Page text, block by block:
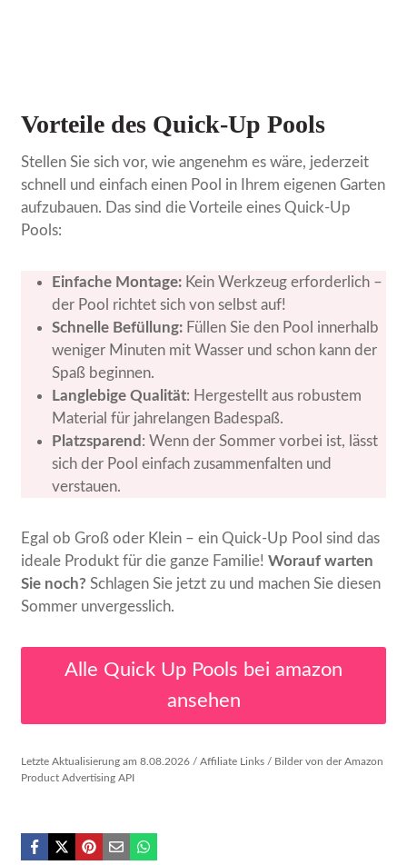
Vorteile des Quick-Up Pools
Stellen Sie sich vor, wie angenehm es wäre, jederzeit
schnell und einfach einen Pool in Ihrem eigenen Garten
aufzubauen. Das sind die Vorteile eines Quick-Up
Pools:
Einfache Montage: Kein Werkzeug erforderlich –
der Pool richtet sich von selbst auf!
Schnelle Befüllung: Füllen Sie den Pool innerhalb
weniger Minuten mit Wasser und schon kann der
Spaß beginnen.
Langlebige Qualität: Hergestellt aus robustem
Material für jahrelangen Badespaß.
Platzsparend : Wenn der Sommer vorbei ist, lässt
sich der Pool einfach zusammenfalten und
verstauen.
Egal ob Groß oder Klein – ein Quick-Up Pool sind das
ideale Produkt für die ganze Familie!Worauf warten
Sie noch? Schlagen Sie jetzt zu und machen Sie diesen
Sommer unvergesslich.
Alle Quick Up Pools bei amazon
ansehen
Letzte Aktualisierung am 8.08.2026 / Affiliate Links / Bilder von der Amazon
Product Advertising API